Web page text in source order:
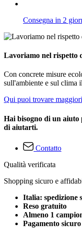
Consegna in 2
Lavoriamo nel rispetto
Con concrete misure
sull'ambiente e sul clima
Qui puoi trovare
Hai bisogno di un aiuto
di aiutarti.
Contatto
Qualità verificata
Shopping sicuro e
Italia: spedizione
Reso gratuito
Almeno 1
Pagamento sicuro